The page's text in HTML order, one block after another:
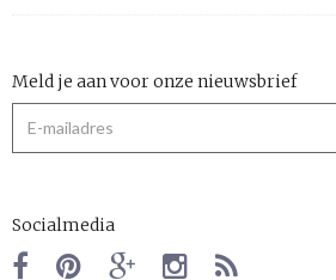
Meld je aan voor onze nieuwsbrief
Socialmedia